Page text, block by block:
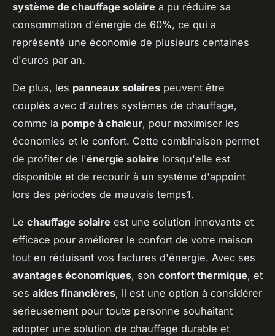
système de chauffage solaire a pu réduire sa
consommation d'énergie de 60%, ce qui a
représenté une économie de plusieurs centaines
d'euros par an.
De plus, les panneaux solaires peuvent être
couplés avec d'autres systèmes de chauffage,
comme la pompe à chaleur, pour maximiser les
économies et le confort. Cette combinaison permet
de profiter de l'énergie solaire lorsqu'elle est
disponible et de recourir à un système d'appoint
lors des périodes de mauvais temps1.
Le chauffage solaire est une solution innovante et
efficace pour améliorer le confort de votre maison
tout en réduisant vos factures d'énergie. Avec ses
avantages économiques, son confort thermique, et
ses aides financières, il est une option à considérer
sérieusement pour toute personne souhaitant
adopter une solution de chauffage durable et